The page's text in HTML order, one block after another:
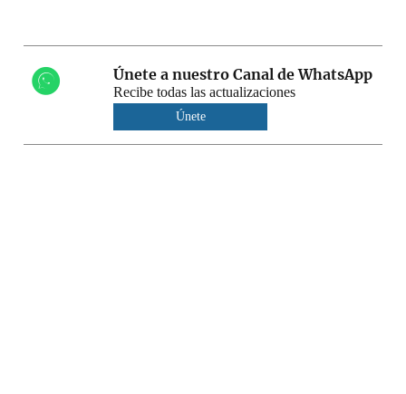
Únete a nuestro Canal de WhatsApp
Recibe todas las actualizaciones
Únete